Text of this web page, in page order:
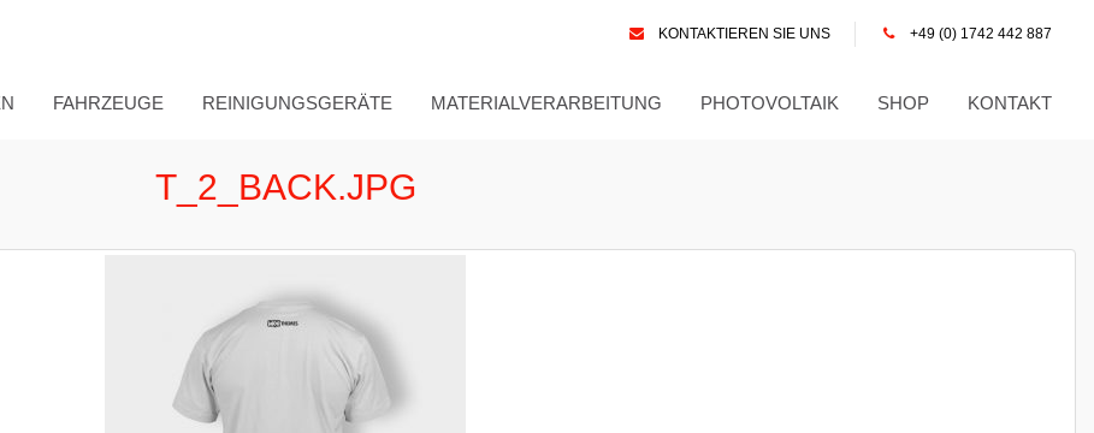
KONTAKTIEREN SIE UNS +49 (0) 1742 442 887
FAHRZEUGE REINIGUNGSGERÄTE MATERIALVERARBEITUNG PHOTOVOLTAIK SHOP KONTAKT
T_2_BACK.JPG